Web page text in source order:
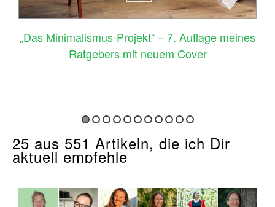
„Das Minimalismus-Projekt“ – 7. Auflage meines
Ratgebers mit neuem Cover
25 aus 551 Artikeln, die ich Dir
aktuell empfehle